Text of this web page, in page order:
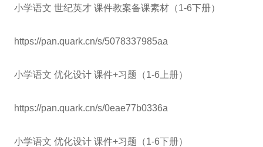
小学语文 世纪英才 课件教案备课素材（1-6下册）
https://pan.quark.cn/s/5078337985aa
小学语文 优化设计 课件+习题（1-6上册）
https://pan.quark.cn/s/0eae77b0336a
小学语文 优化设计 课件+习题（1-6下册）